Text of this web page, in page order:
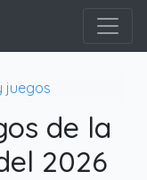
juegos
de la
2026